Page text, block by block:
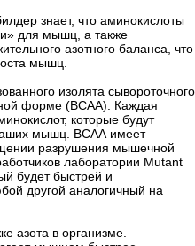
знает, что аминокислоты
для мышц, а также
азотного баланса, что
мышц.
изолята сывороточного
форме (ВСАА). Каждая
которые будут
мышц. ВСАА имеет
разрушения мышечной
лаборатории Mutant
будет быстрей и
другой аналогичный на
азота в организме.